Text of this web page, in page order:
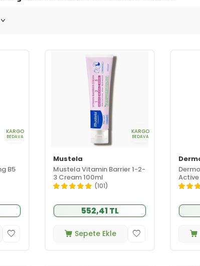
KARGO
BEDAVA
B5
KARGO
BEDAVA
Mustela
Mustela Vitamin Barrier 1-2-
3 Cream 100ml
(101)
552,41 TL
Sepete Ekle
Active